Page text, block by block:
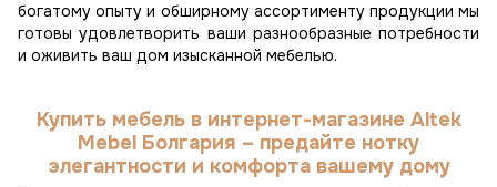
богатому опыту и обширному ассортименту продукции мы
готовы удовлетворить ваши разнообразные потребности
и оживить ваш дом изысканной мебелью.
Купить мебель в интернет-магазине Altek
Mebel Болгария – предайте нотку
элегантности и комфорта вашему дому